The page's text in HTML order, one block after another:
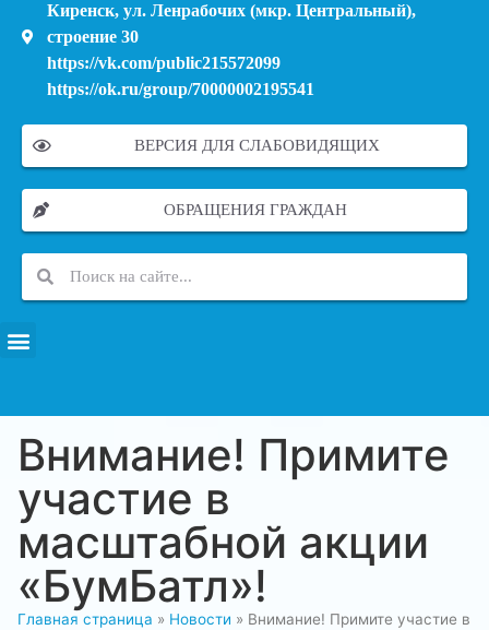
Киренск, ул. Ленрабочих (мкр. Центральный),
строение 30
https://vk.com/public215572099
https://ok.ru/group/70000002195541
ВЕРСИЯ ДЛЯ СЛАБОВИДЯЩИХ
ОБРАЩЕНИЯ ГРАЖДАН
Внимание! Примите
участие в
масштабной акции
«БумБатл»!
Главная страница » Новости » Внимание! Примите участие в